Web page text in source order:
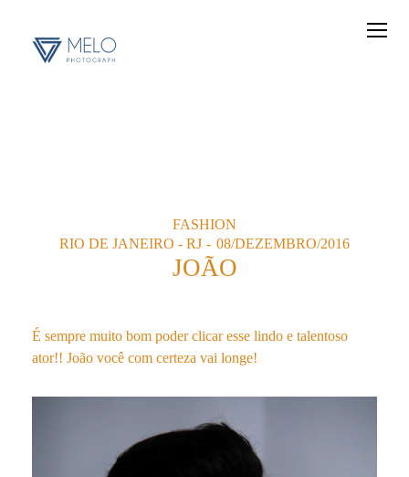
FASHION
RIO DE JANEIRO - RJ
08/DEZEMBRO/2016
JOÃO
É sempre muito bom poder clicar esse lindo e talentoso
ator!! João você com certeza vai longe!